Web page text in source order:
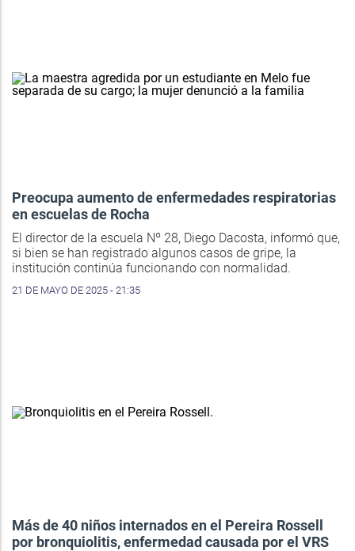
Preocupa aumento de enfermedades respiratorias
en escuelas de Rocha
El director de la escuela Nº 28, Diego Dacosta, informó que,
si bien se han registrado algunos casos de gripe, la
institución continúa funcionando con normalidad.
21 DE MAYO DE 2025 - 21:35
Más de 40 niños internados en el Pereira Rossell
por bronquiolitis, enfermedad causada por el VRS